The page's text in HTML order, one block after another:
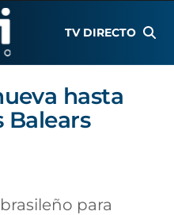
TV DIRECTO
hasta
Balears
para